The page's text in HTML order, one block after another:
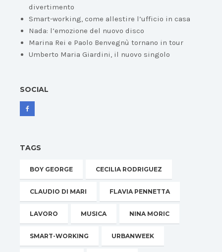
divertimento
Smart-working, come allestire l’ufficio in casa
Nada: l’emozione del nuovo disco
Marina Rei e Paolo Benvegnù tornano in tour
Umberto Maria Giardini, il nuovo singolo
SOCIAL
TAGS
BOY GEORGE CECILIA RODRIGUEZ
CLAUDIO DI MARI FLAVIA PENNETTA
LAVORO MUSICA NINA MORIC
SMART-WORKING URBANWEEK